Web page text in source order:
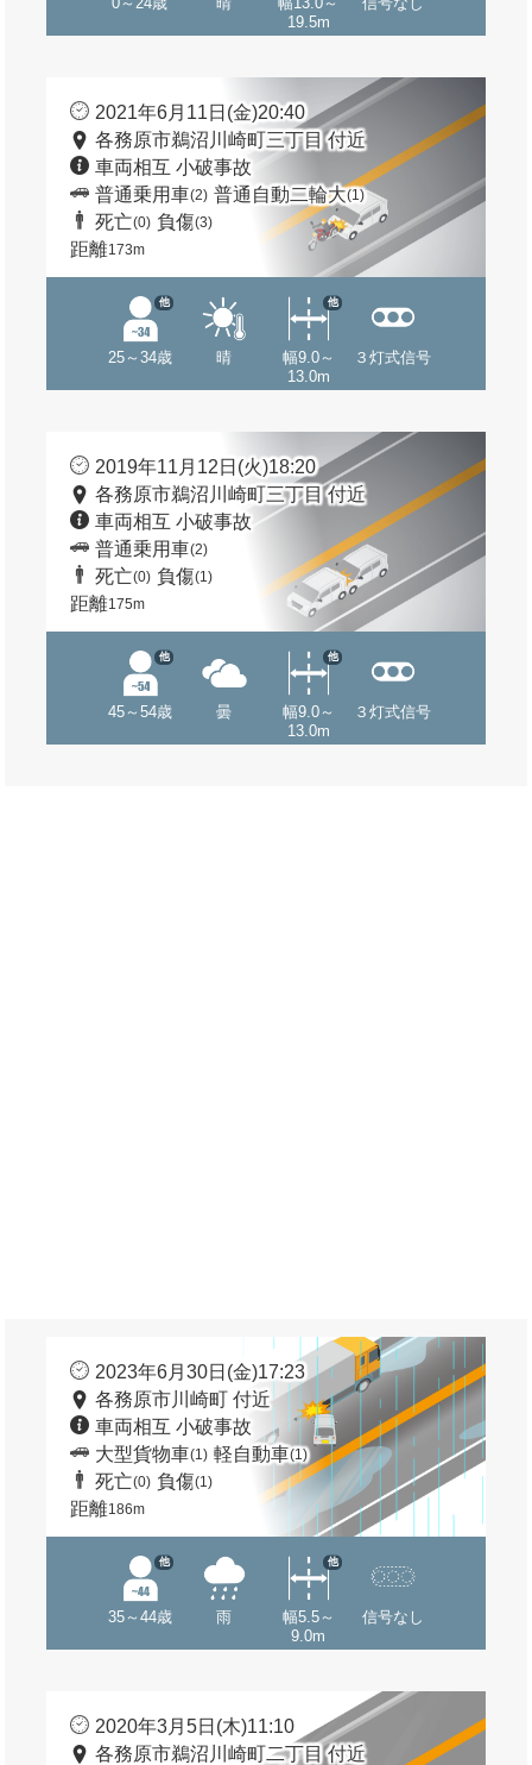
19.5m
2021年6月11日(金)20:40
各務原市鵜沼川崎町三丁目 付近
車両相互 小破事故
普通乗用車(2) 普通自動二輪大(1)
死亡(0) 負傷(3)
距離173m
25～34歳
他
晴
幅9.0～
13.0m
他
３灯式信号
2019年11月12日(火)18:20
各務原市鵜沼川崎町三丁目 付近
車両相互 小破事故
普通乗用車(2)
死亡(0) 負傷(1)
距離175m
45～54歳
他
曇
幅9.0～
13.0m
他
３灯式信号
2023年6月30日(金)17:23
各務原市川崎町 付近
車両相互 小破事故
大型貨物車(1) 軽自動車(1)
死亡(0) 負傷(1)
距離186m
35～44歳
他
雨
幅5.5～
9.0m
他
信号なし
2020年3月5日(木)11:10
各務原市鵜沼川崎町二丁目 付近